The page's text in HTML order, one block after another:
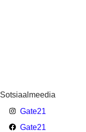
Sotsiaalmeedia
Gate21
Gate21